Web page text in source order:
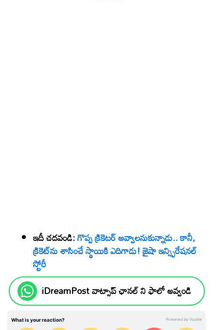
ఇదీ చదవండి:గొప్ప క్రికెటర్‌ అవ్వాలనుకున్నాడు.. కానీ,
క్రికెట్‌ను శాసించే స్థాయికి ఎదిగాడు! జైషా ఇన్స్పిరేషనల్‌
స్టోరీ
iDreamPost వాట్సాప్ ఛానల్ ని ఫాలో అవ్వండి